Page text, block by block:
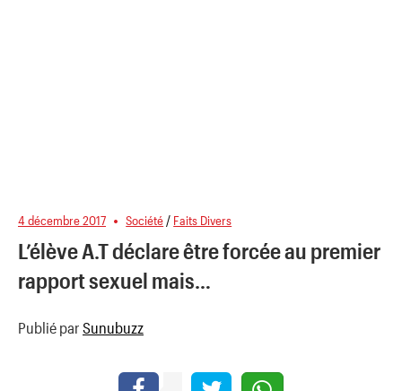
4 décembre 2017 Société / Faits Divers
L’élève A.T déclare être forcée au premier
rapport sexuel mais…
Publié par Sunubuzz